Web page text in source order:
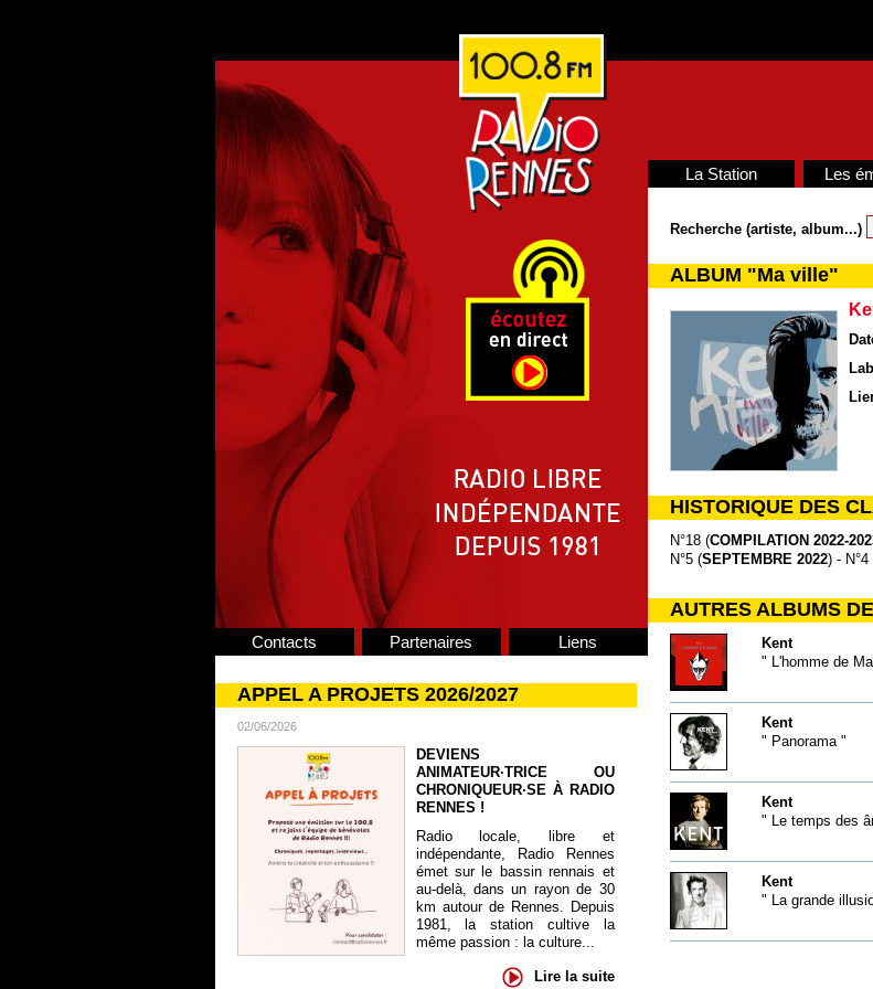
Contacts Partenaires Liens
APPEL A PROJETS 2026/2027
02/06/2026
DEVIENS
ANIMATEUR·TRICE OU
CHRONIQUEUR·SE À RADIO
RENNES !
Radio locale, libre et
indépendante, Radio Rennes
émet sur le bassin rennais et
au-delà, dans un rayon de 30
km autour de Rennes. Depuis
1981, la station cultive la
même passion : la culture...
Lire la suite
La Station Les
Recherche (artiste, album...)
ALBUM "Ma ville"
HISTORIQUE DES
N°18 (COMPILATION 2022-
N°5 (SEPTEMBRE 2022) - N°4
AUTRES ALBUMS
Kent
" L'homme de
Kent
" Panorama "
Kent
" Le temps des
Kent
" La grande